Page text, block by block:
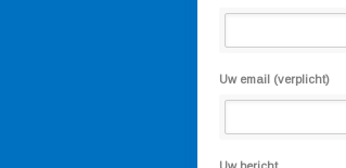
Uw email (verplicht)